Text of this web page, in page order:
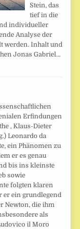
Stein, das
tief in die
individueller
Analyse der
werden. Inhalt und
Jonas Gabriel…
Erfindungen
, Klaus-Dieter
Leonardo da
ein Phänomen zu
er es genau
bis ins kleinste
sowie
folgten klaren
er ein grundlegend
Newton, die ihm
als
il Moro